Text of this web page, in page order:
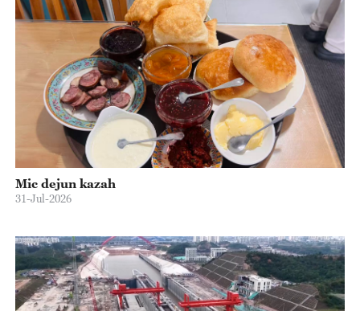
Mic dejun kazah
31-Jul-2026